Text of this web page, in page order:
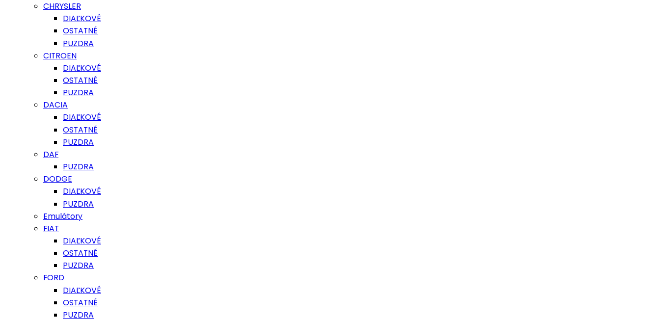
CHRYSLER
DIAĽKOVÉ
OSTATNÉ
PUZDRA
CITROEN
DIAĽKOVÉ
OSTATNÉ
PUZDRA
DACIA
DIAĽKOVÉ
OSTATNÉ
PUZDRA
DAF
PUZDRA
DODGE
DIAĽKOVÉ
PUZDRA
Emulátory
FIAT
DIAĽKOVÉ
OSTATNÉ
PUZDRA
FORD
DIAĽKOVÉ
OSTATNÉ
PUZDRA